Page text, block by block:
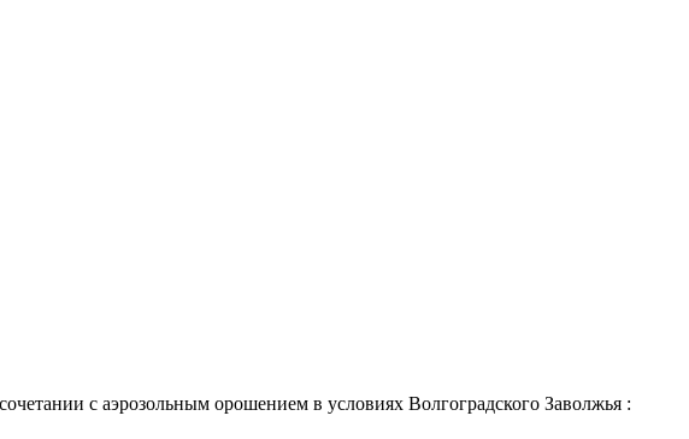
с аэрозольным орошением в условиях Волгоградского Заволжья :